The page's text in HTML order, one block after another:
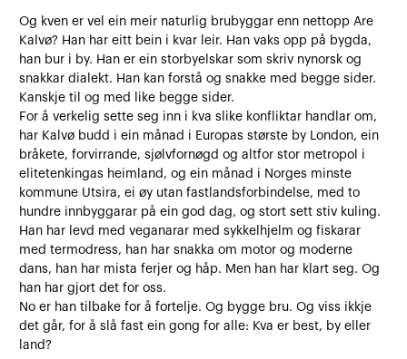
Og kven er vel ein meir naturlig brubyggar enn nettopp Are
Kalvø? Han har eitt bein i kvar leir. Han vaks opp på bygda,
han bur i by. Han er ein storbyelskar som skriv nynorsk og
snakkar dialekt. Han kan forstå og snakke med begge sider.
Kanskje til og med like begge sider.
For å verkelig sette seg inn i kva slike konfliktar handlar om,
har Kalvø budd i ein månad i Europas største by London, ein
bråkete, forvirrande, sjølvfornøgd og altfor stor metropol i
elitetenkingas heimland, og ein månad i Norges minste
kommune Utsira, ei øy utan fastlandsforbindelse, med to
hundre innbyggarar på ein god dag, og stort sett stiv kuling.
Han har levd med veganarar med sykkelhjelm og fiskarar
med termodress, han har snakka om motor og moderne
dans, han har mista ferjer og håp. Men han har klart seg. Og
han har gjort det for oss.
No er han tilbake for å fortelje. Og bygge bru. Og viss ikkje
det går, for å slå fast ein gong for alle: Kva er best, by eller
land?